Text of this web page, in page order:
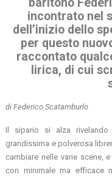
incontrato nel
dell’inizio dello
per questo
raccontato
lirica, di cui
di Federico Scatamburlo
Il sipario si alza rivelando
grandissima e polverosa
cambiare nelle varie scene,
con minimale ma efficace